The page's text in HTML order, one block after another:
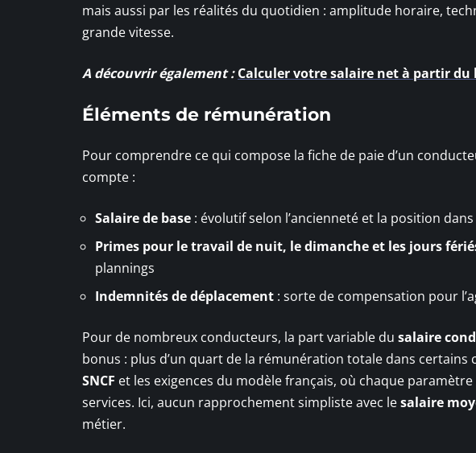
mais aussi par les réalités du quotidien : amplitude horaire,
grande vitesse.
A découvrir également : Calculer votre salaire net à partir
Éléments de rémunération
Pour comprendre ce qui compose la fiche de paie d’un
compte :
Salaire de base : évolutif selon l’ancienneté et la position
Primes pour le travail de nuit, le dimanche et les jours
plannings
Indemnités de déplacement : sorte de compensation pour
Pour de nombreux conducteurs, la part variable du salaire
bonus : plus d’un quart de la rémunération totale dans certains
SNCF et les exigences du modèle français, où chaque
services. Ici, aucun rapprochement simpliste avec lesalaire
métier.